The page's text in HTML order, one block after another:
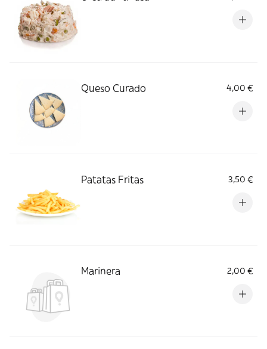
Queso Curado 4,00 €
Patatas Fritas 3,50 €
Marinera 2,00 €